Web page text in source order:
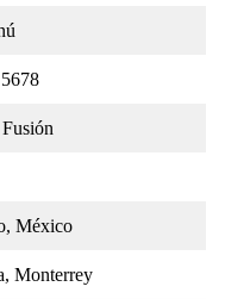
México
Monterrey